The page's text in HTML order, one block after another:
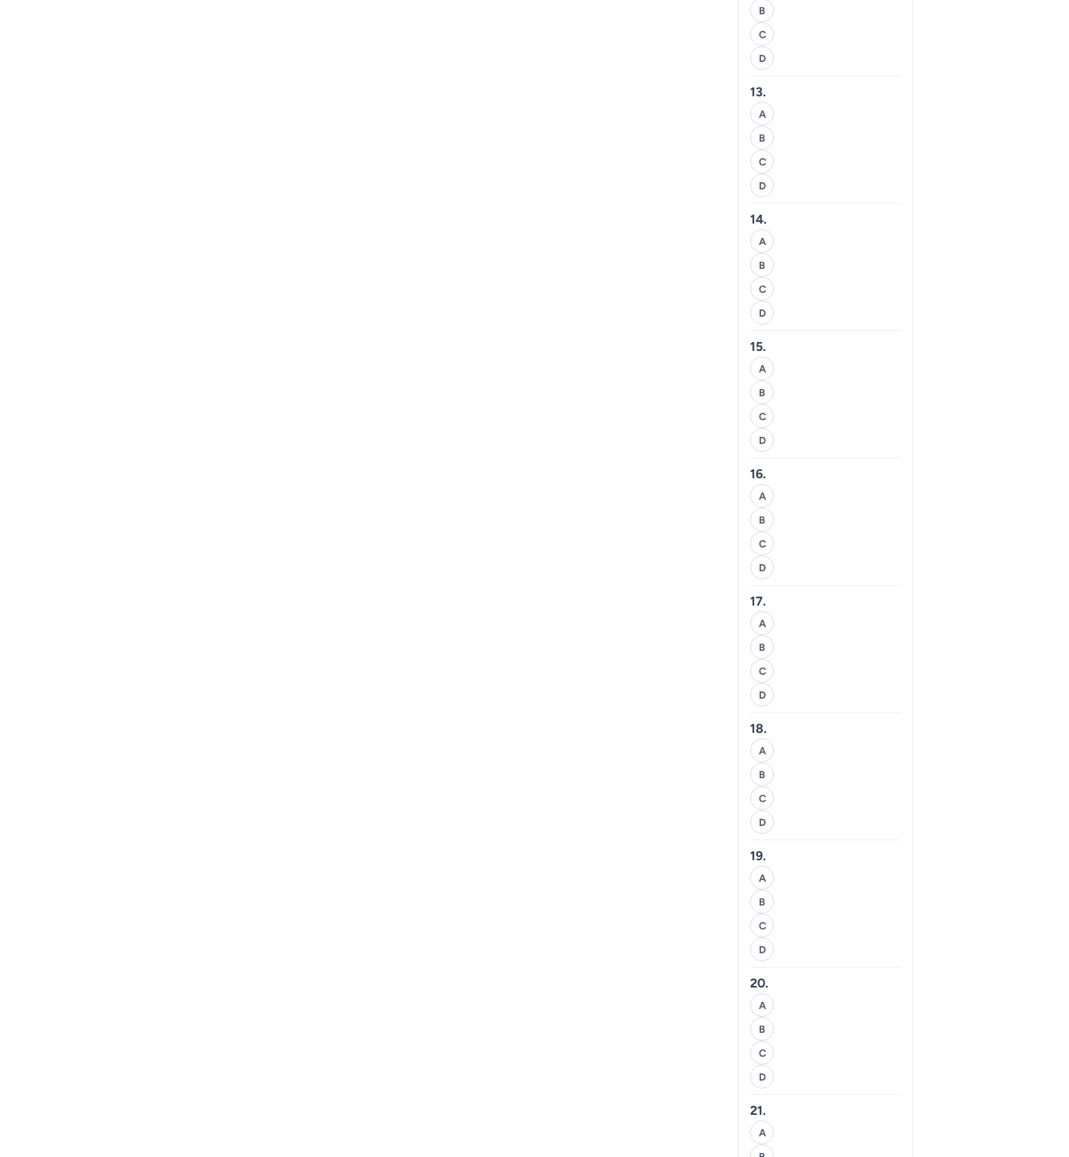
B
C
D
13.
A
B
C
D
14.
A
B
C
D
15.
A
B
C
D
16.
A
B
C
D
17.
A
B
C
D
18.
A
B
C
D
19.
A
B
C
D
20.
A
B
C
D
21.
A